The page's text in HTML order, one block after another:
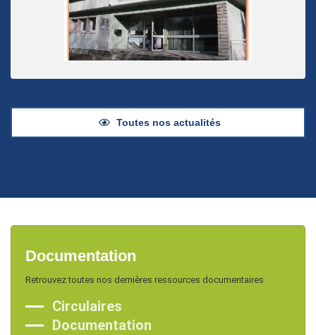
Toutes nos actualités
Documentation
Retrouvez toutes nos dernières ressources documentaires
Circulaires
Documentation